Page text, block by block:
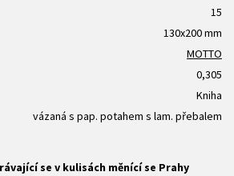
15
130x200 mm
MOTTO
0,305
Kniha
vázaná s pap. potahem s lam. přebalem
se v kulisách měnící se Prahy